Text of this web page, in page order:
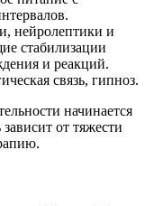
нейролептики и
стабилизации
и реакций.
связь, гипноз.
начинается
от тяжести